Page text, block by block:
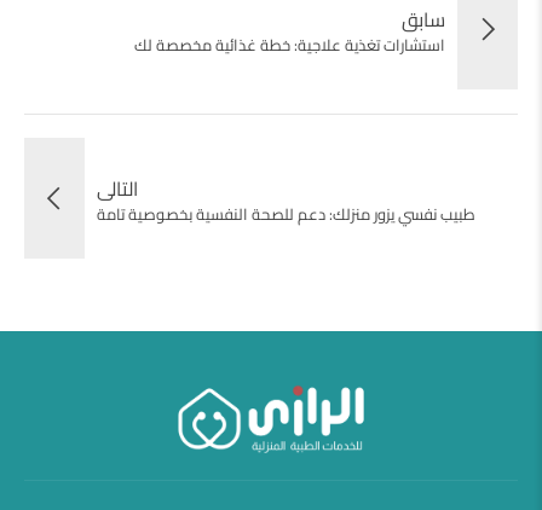
سابق
استشارات تغذية علاجية: خطة غذائية مخصصة لك
التالى
طبيب نفسي يزور منزلك: دعم للصحة النفسية بخصوصية تامة